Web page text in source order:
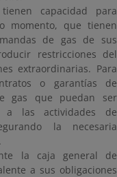
capacidad para
momento, que tienen
de gas de sus
restricciones del
extraordinarias. Para
o garantías de
gas que puedan ser
a las actividades de
la necesaria
la caja general de
a sus obligaciones